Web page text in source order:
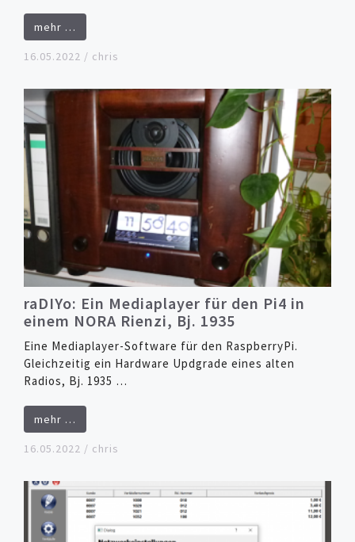
mehr …
16.05.2022 / chris
raDIYo: Ein Mediaplayer für den Pi4 in
einem NORA Rienzi, Bj. 1935
Eine Mediaplayer-Software für den RaspberryPi.
Gleichzeitig ein Hardware Updgrade eines alten
Radios, Bj. 1935 …
mehr …
16.05.2022 / chris